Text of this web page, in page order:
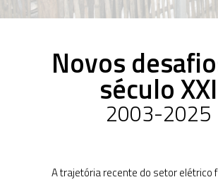
Mudanças no
Vargas